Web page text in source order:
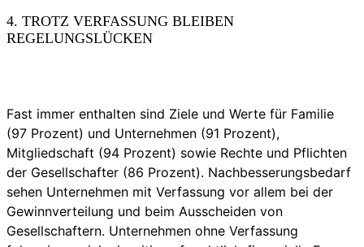
4. TROTZ VERFASSUNG BLEIBEN
REGELUNGSLÜCKEN
Fast immer enthalten sind Ziele und Werte für Familie
(97 Prozent) und Unternehmen (91 Prozent),
Mitgliedschaft (94 Prozent) sowie Rechte und Pflichten
der Gesellschafter (86 Prozent). Nachbesserungsbedarf
sehen Unternehmen mit Verfassung vor allem bei der
Gewinnverteilung und beim Ausscheiden von
Gesellschaftern. Unternehmen ohne Verfassung